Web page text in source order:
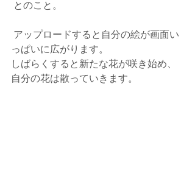
とのこと。
っぱいに広がります。
しばらくすると新たな花が咲き始め、
自分の花は散っていきます。